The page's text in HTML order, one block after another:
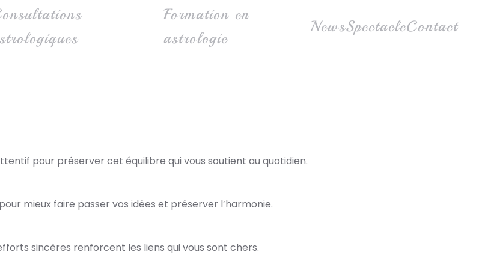
Formation en
astrologie
NewsSpectacleContact
pour préserver cet équilibre qui vous soutient au quotidien.
mieux faire passer vos idées et préserver l’harmonie.
sincères renforcent les liens qui vous sont chers.